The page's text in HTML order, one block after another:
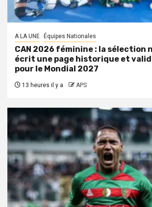
A LA UNE Équipes Nationales
CAN 2026 féminine : la sélection
écrit une page historique et
pour le Mondial 2027
13 heures il y a APS